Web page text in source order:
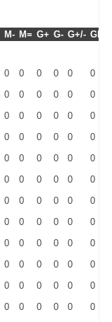
M- M= G+ G- G+/- GPM
0 0 0 0 0
0
0 0 0 0 0
0
0 0 0 0 0
0
0 0 0 0 0
0
0 0 0 0 0
0
0 0 0 0 0
0
0 0 0 0 0
0
0 0 0 0 0
0
0 0 0 0 0
0
0 0 0 0 0
0
0 0 0 0 0
0
0 0 0 0 0 0